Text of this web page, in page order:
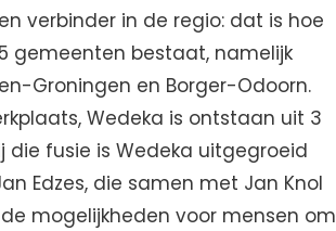
verbinder in de regio: dat is hoe
gemeenten bestaat, namelijk
Groningen en Borger-Odoorn.
Wedeka is ontstaan uit 3
die fusie is Wedeka uitgegroeid
Edzes, die samen met Jan Knol
mogelijkheden voor mensen om